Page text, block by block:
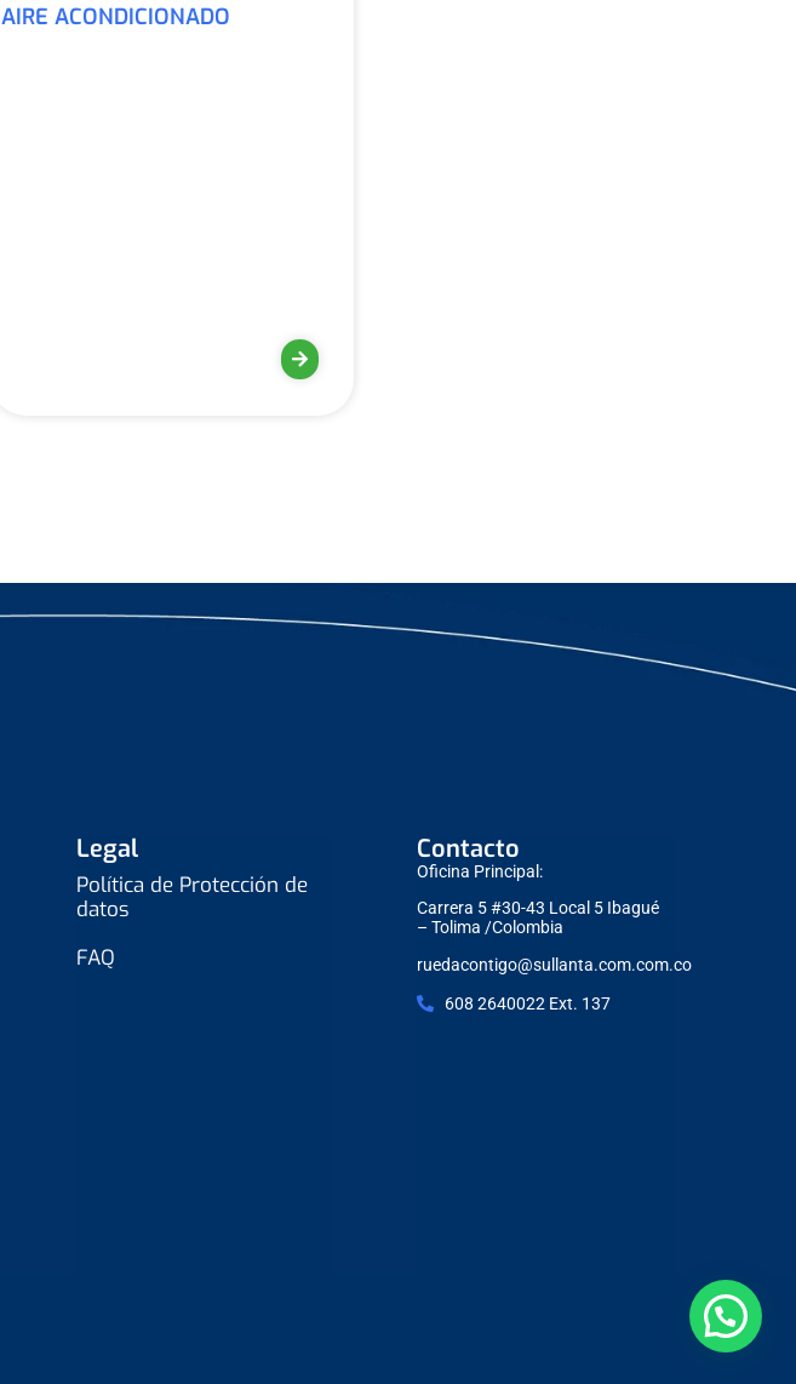
AIRE ACONDICIONADO
Legal
Política de Protección de
datos
FAQ
Contacto
Oficina Principal:
Carrera 5 #30-43 Local 5 Ibagué
– Tolima /Colombia
ruedacontigo@sullanta.com.com.co
608 2640022 Ext. 137